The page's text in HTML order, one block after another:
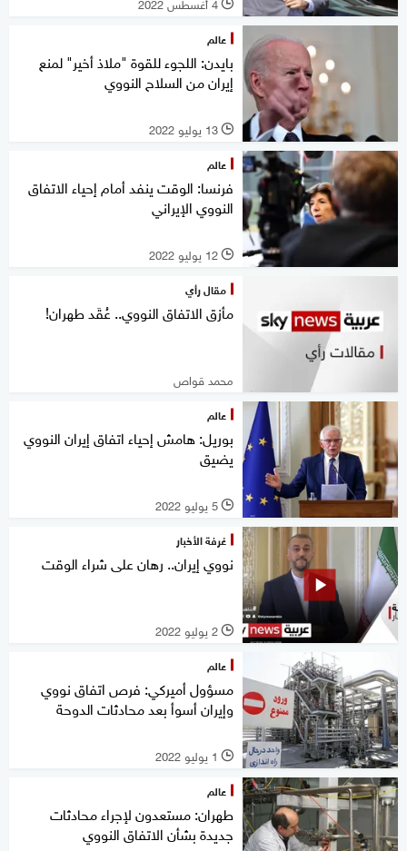
l
عالم
بايدن: اللجوء للقوة "ملاذ أخير" لمنع
إيران من السلاح النووي
l 13 يوليو 2022
عالم
فرنسا: الوقت ينفد أمام إحياء الاتفاق
النووي الإيراني
l 12 يوليو 2022
مقال رأي
مأزق الاتفاق النووي.. عُقَد طهران!
محمد قواص
عالم
بوريل: هامش إحياء اتفاق إيران النووي
يضيق
l 5 يوليو 2022
غرفة الأخبار
نووي إيران.. رهان على شراء الوقت
l 2 يوليو 2022
عالم
مسؤول أميركي: فرص اتفاق نووي
وإيران أسوأ بعد محادثات الدوحة
l 1 يوليو 2022
عالم
طهران: مستعدون لإجراء محادثات
جديدة بشأن الاتفاق النووي